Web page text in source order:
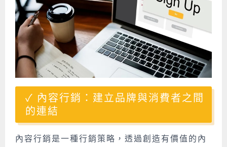
內容行銷：建立品牌與消費者之間
的連結
內容行銷是一種行銷策略，透過創造有價值的內